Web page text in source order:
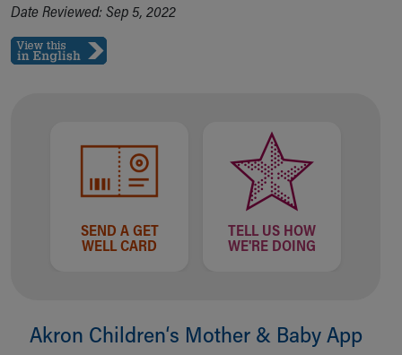
Date Reviewed: Sep 5, 2022
SEND A GET
WELL CARD
TELL US HOW
WE'RE DOING
Akron Children‘s Mother & Baby App